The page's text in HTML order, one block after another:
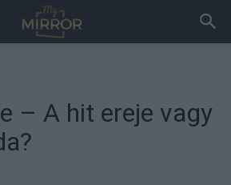
– A hit ereje vagy